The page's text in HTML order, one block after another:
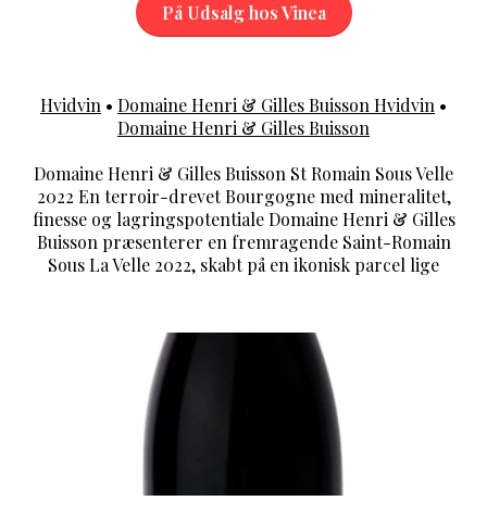
På Udsalg hos Vinea
Hvidvin • Domaine Henri & Gilles Buisson Hvidvin •
Domaine Henri & Gilles Buisson
Domaine Henri & Gilles Buisson St Romain Sous Velle
2022 En terroir-drevet Bourgogne med mineralitet,
finesse og lagringspotentiale Domaine Henri & Gilles
Buisson præsenterer en fremragende Saint-Romain
Sous La Velle 2022, skabt på en ikonisk parcel lige